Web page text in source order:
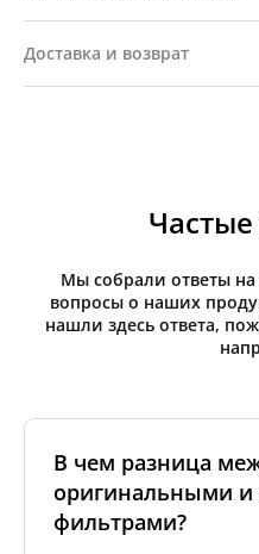
Доставка и возврат
Мы собрали ответы
вопросы о наших
нашли здесь ответа,
В чем разница
оригинальными
фильтрами?